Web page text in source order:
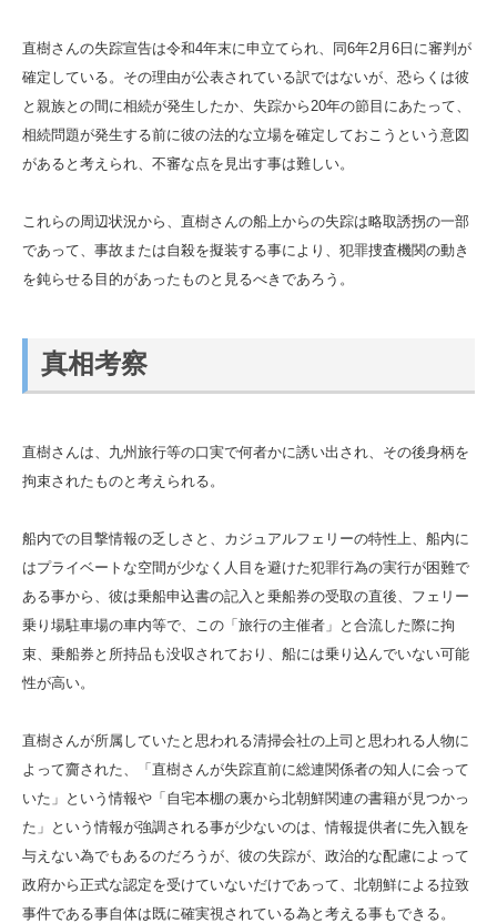
直樹さんの失踪宣告は令和4年末に申立てられ、同6年2月6日に審判が
確定している。その理由が公表されている訳ではないが、恐らくは彼
と親族との間に相続が発生したか、失踪から20年の節目にあたって、
相続問題が発生する前に彼の法的な立場を確定しておこうという意図
があると考えられ、不審な点を見出す事は難しい。
これらの周辺状況から、直樹さんの船上からの失踪は略取誘拐の一部
であって、事故または自殺を擬装する事により、犯罪捜査機関の動き
を鈍らせる目的があったものと見るべきであろう。
真相考察
直樹さんは、九州旅行等の口実で何者かに誘い出され、その後身柄を
拘束されたものと考えられる。
船内での目撃情報の乏しさと、カジュアルフェリーの特性上、船内に
はプライベートな空間が少なく人目を避けた犯罪行為の実行が困難で
ある事から、彼は乗船申込書の記入と乗船券の受取の直後、フェリー
乗り場駐車場の車内等で、この「旅行の主催者」と合流した際に拘
束、乗船券と所持品も没収されており、船には乗り込んでいない可能
性が高い。
直樹さんが所属していたと思われる清掃会社の上司と思われる人物に
よって齎された、「直樹さんが失踪直前に総連関係者の知人に会って
いた」という情報や「自宅本棚の裏から北朝鮮関連の書籍が見つかっ
た」という情報が強調される事が少ないのは、情報提供者に先入観を
与えない為でもあるのだろうが、彼の失踪が、政治的な配慮によって
政府から正式な認定を受けていないだけであって、北朝鮮による拉致
事件である事自体は既に確実視されている為と考える事もできる。